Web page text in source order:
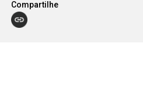
Compartilhe